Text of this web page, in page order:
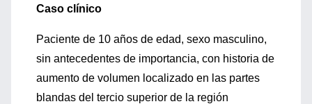
Caso clínico
Paciente de 10 años de edad, sexo masculino,
sin antecedentes de importancia, con historia de
aumento de volumen localizado en las partes
blandas del tercio superior de la región